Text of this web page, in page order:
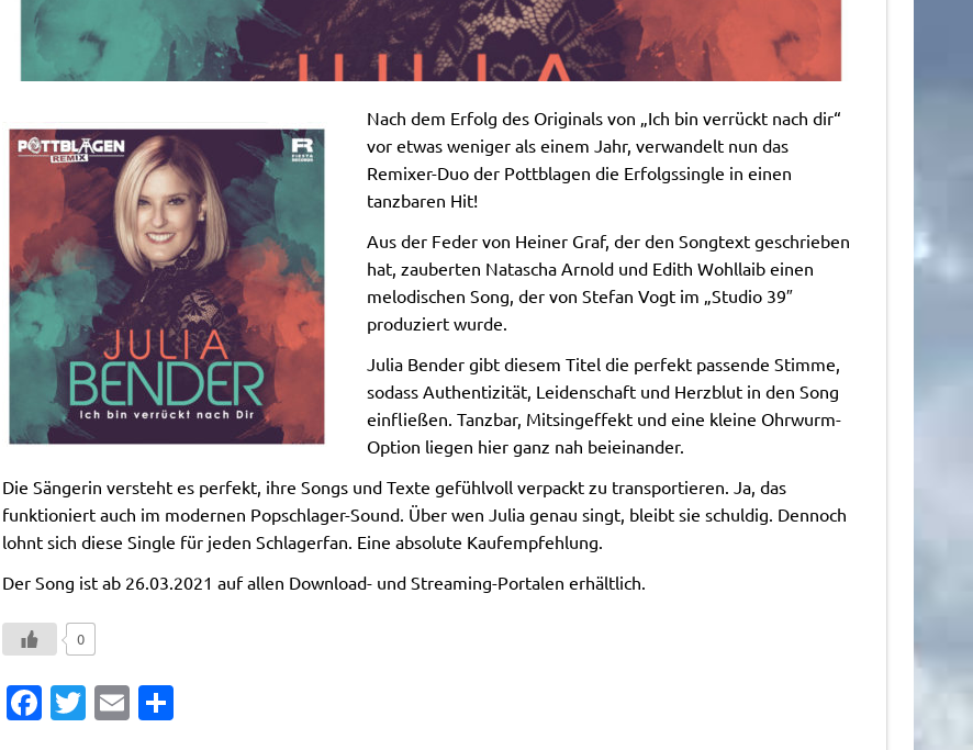
Nach dem Erfolg des Originals von „Ich bin verrückt nach dir“
vor etwas weniger als einem Jahr, verwandelt nun das
Remixer-Duo der Pottblagen die Erfolgssingle in einen
tanzbaren Hit!
Aus der Feder von Heiner Graf, der den Songtext geschrieben
hat, zauberten Natascha Arnold und Edith Wohllaib einen
melodischen Song, der von Stefan Vogt im „Studio 39″
produziert wurde.
Julia Bender gibt diesem Titel die perfekt passende Stimme,
sodass Authentizität, Leidenschaft und Herzblut in den Song
einfließen. Tanzbar, Mitsingeffekt und eine kleine Ohrwurm-
Option liegen hier ganz nah beieinander.
Die Sängerin versteht es perfekt, ihre Songs und Texte gefühlvoll verpackt zu transportieren. Ja, das
funktioniert auch im modernen Popschlager-Sound. Über wen Julia genau singt, bleibt sie schuldig. Dennoch
lohnt sich diese Single für jeden Schlagerfan. Eine absolute Kaufempfehlung.
Der Song ist ab 26.03.2021 auf allen Download- und Streaming-Portalen erhältlich.
0
Fa T E T